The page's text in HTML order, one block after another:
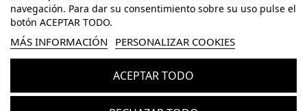
(Cantabria)
navegación. Para dar su consentimiento sobre su uso pulse el
botón ACEPTAR TODO.
MÁS INFORMACIÓN PERSONALIZAR COOKIES
ACEPTAR TODO
© Todos los derechos reservados - Powered bybytefactory